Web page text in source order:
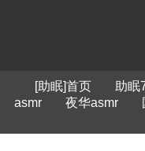
[助眠]首页 助眠
asmr
夜华asmr